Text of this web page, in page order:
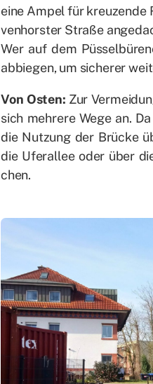
eine Am­pel für kreu­zen­de
ven­hors­ter Stra­ße
Wer auf dem
ab­bie­gen, um si­che­rer
Von Os­ten: Zur
sich meh­re­re Wege an.
die Nut­zung der Brü­cke
die Ufer­al­lee oder über
chen.